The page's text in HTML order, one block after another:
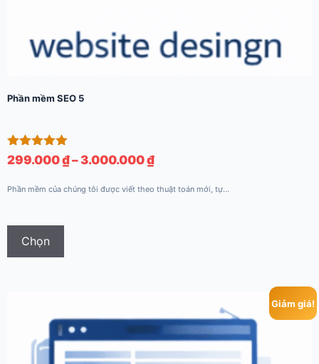
Phần mềm SEO 5
Được xếp
hạng
5 sao
299.000₫–3.000.000₫Khoảng
Phần mềm của chúng tôi được viết theo thuật toán mới, tự...
Chọn
này
thể.
Các
Giảm giá!